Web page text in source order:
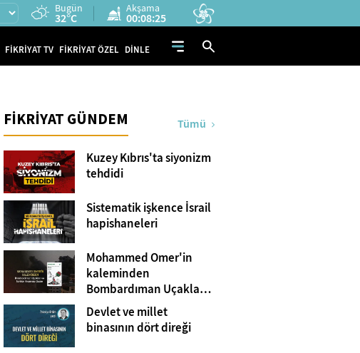
Bugün
32°C
Akşama
00:08:24
FİKRİYAT TV FİKRİYAT ÖZEL DİNLE
FİKRİYAT GÜNDEM Tümü
Kuzey Kıbrıs'ta siyonizm
tehdidi
Sistematik işkence İsrail
hapishaneleri
Mohammed Omer'in
kaleminden
Bombardıman Uçakları
ve Tanklar Arasında
Gazze
Devlet ve millet
binasının dört direği